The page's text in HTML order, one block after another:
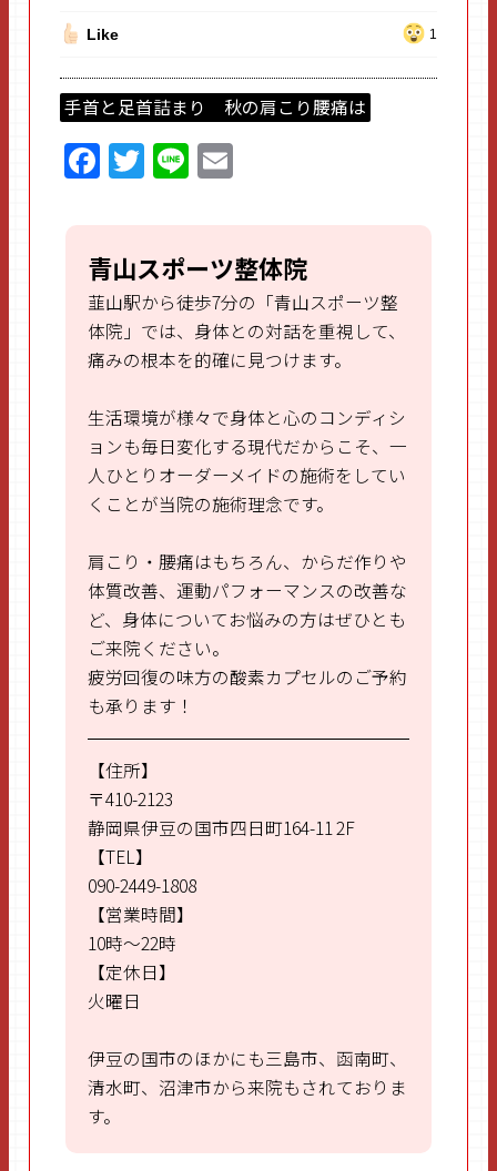
Like 1
手首と足首詰まり 秋の肩こり腰痛は
F
a
ce
b
o
o
k
T
w
itt
er
Li
n
e
E
ai
l
青山スポーツ整体院
韮山駅から徒歩7分の「青山スポーツ整
体院」では、身体との対話を重視して、
痛みの根本を的確に見つけます。
生活環境が様々で身体と心のコンディシ
ョンも毎日変化する現代だからこそ、一
人ひとりオーダーメイドの施術をしてい
くことが当院の施術理念です。
肩こり・腰痛はもちろん、からだ作りや
体質改善、運動パフォーマンスの改善な
ど、身体についてお悩みの方はぜひとも
ご来院ください。
疲労回復の味方の酸素カプセルのご予約
も承ります！
【住所】
〒410-2123
静岡県伊豆の国市四日町164-11 2F
【TEL】
090-2449-1808
【営業時間】
10時～22時
【定休日】
火曜日
伊豆の国市のほかにも三島市、函南町、
清水町、沼津市から来院もされておりま
す。